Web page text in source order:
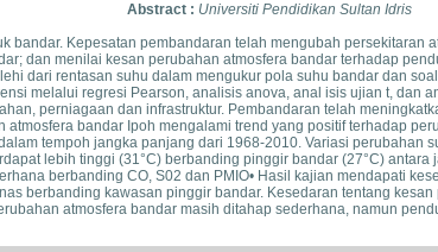
Abstract : Universiti Pendidikan Sultan Idris
Kepesatan pembandaran telah mengubah
dan menilai kesan perubahan atmosfera bandar terhadap
dari rentasan suhu dalam mengukur pola suhu bandar dan
melalui regresi Pearson, analisis anova, anal isis ujian t,
perniagaan dan infrastruktur. Pembandaran telah
bandar Ipoh mengalami trend yang positif terhadap
tempoh jangka panjang dari 1968-2010. Variasi
lebih tinggi (31°C) berbanding pinggir bandar (27°C)
berbanding CO, S02 dan PMIO• Hasil kajian mendapati
berbanding kawasan pinggir bandar. Kesedaran tentang
atmosfera bandar masih ditahap sederhana, namun